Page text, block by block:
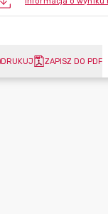
DRUKUJ ZAPISZ DO PDF